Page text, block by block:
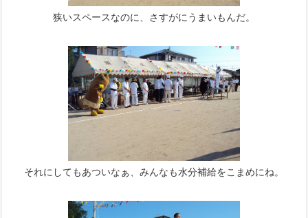
狭いスペースなのに、さすがにうまいもんだ。
それにしてもあついなぁ、みんなも水分補給をこまめにね。